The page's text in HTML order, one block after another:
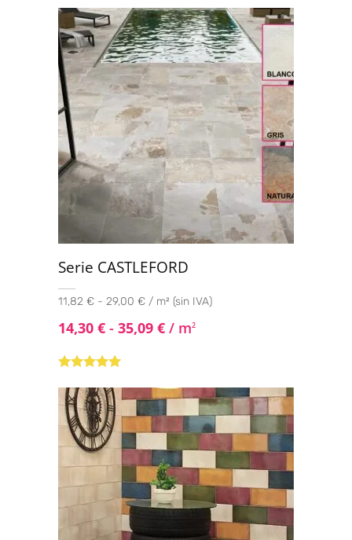
Serie CASTLEFORD
11,82 € - 29,00 € / m² (sin IVA)
14,30 € - 35,09 € / m2
5.00de 5